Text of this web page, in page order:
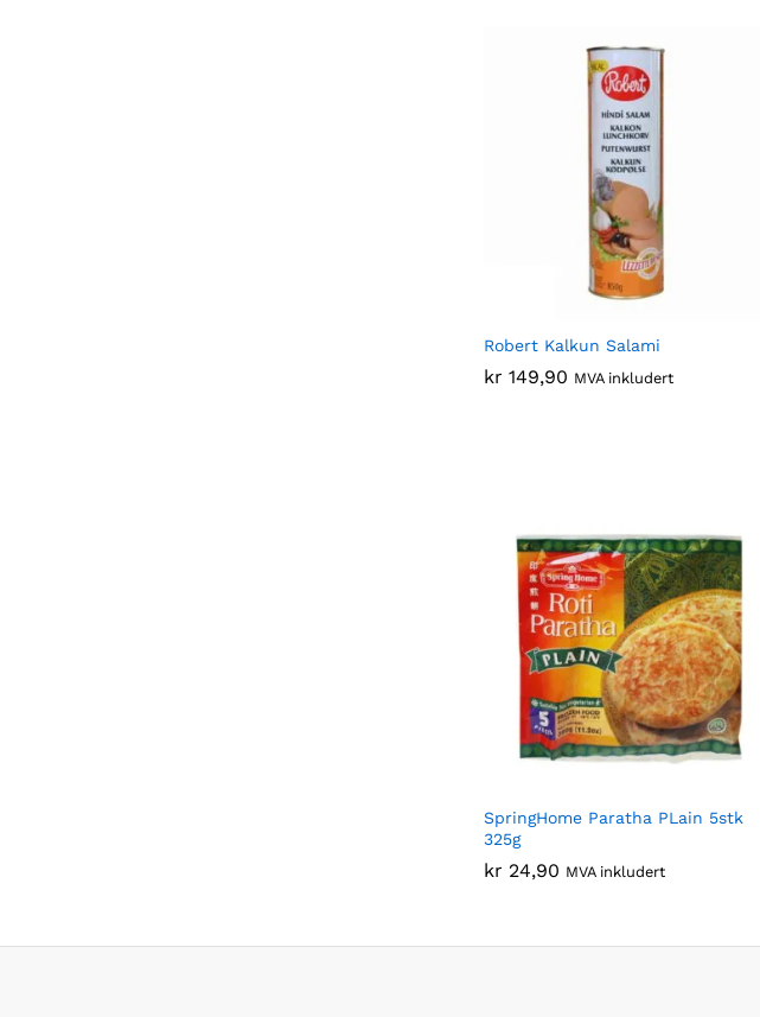
Robert Kalkun Salami
kr 149,90 MVA inkludert
kr 149,90
SpringHome Paratha PLain 5stk
325g
kr 24,90 MVA inkludert
kr 24,90